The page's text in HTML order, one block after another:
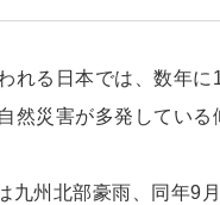
れる日本では、数年
然災害が多発している
九州北部豪雨、同年9